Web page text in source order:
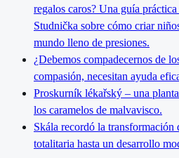
regalos caros? Una guía
Studnička sobre cómo criar
mundo lleno de presiones.
¿Debemos compadecernos de
compasión, necesitan ayuda
Proskurník lékařský – una
los caramelos de malvavisco.
Skála recordó la transformación
totalitaria hasta un desarrollo